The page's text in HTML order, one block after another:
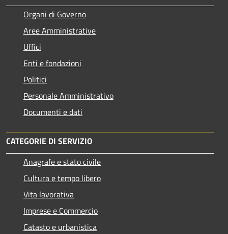
Organi di Governo
Aree Amministrative
Uffici
Enti e fondazioni
Politici
Personale Amministrativo
Documenti e dati
CATEGORIE DI SERVIZIO
Anagrafe e stato civile
Cultura e tempo libero
Vita lavorativa
Imprese e Commercio
Catasto e urbanistica